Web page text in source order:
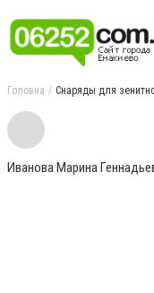
Головна Снаряды для
Иванова Марина